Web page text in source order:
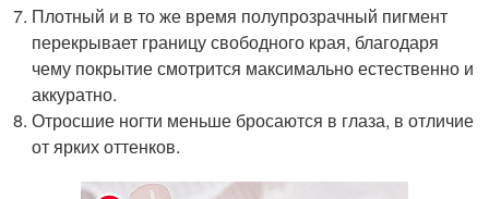
Плотный и в то же время полупрозрачный пигмент
перекрывает границу свободного края, благодаря
чему покрытие смотрится максимально естественно и
аккуратно.
Отросшие ногти меньше бросаются в глаза, в отличие
от ярких оттенков.